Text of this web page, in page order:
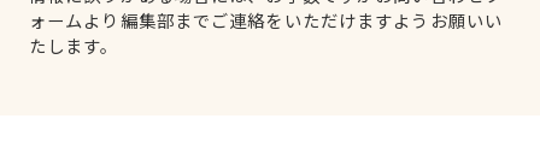
ォームより編集部までご連絡をいただけますようお願いい
たします。